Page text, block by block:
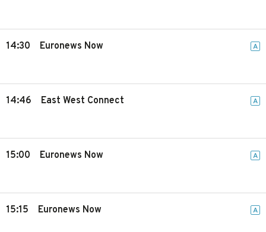
14:30 Euronews Now A
14:46 East West Connect A
15:00 Euronews Now A
15:15 Euronews Now A